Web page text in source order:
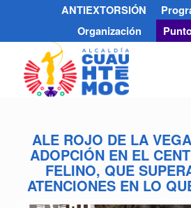
ANTIEXTORSIÓN
Organización
ALE ROJO DE LA
ADOPCIÓN EN EL
FELINO, QUE
ATENCIONES EN LO